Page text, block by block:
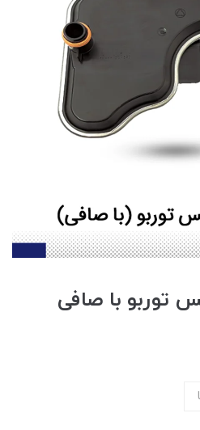
توربو با صافی